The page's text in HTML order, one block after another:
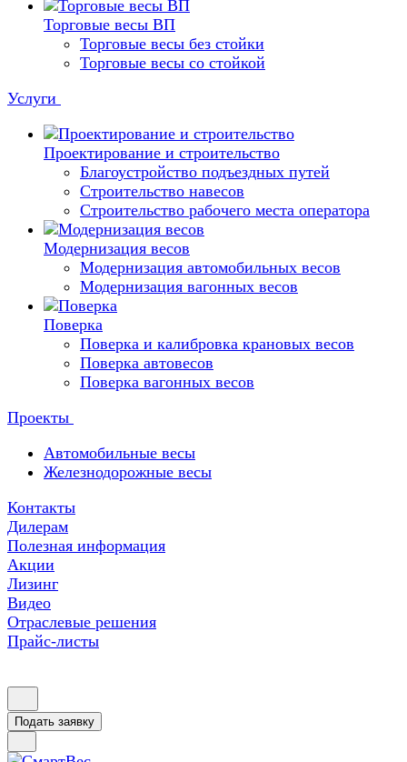
Торговые весы ВП
Торговые весы без стойки
Торговые весы со стойкой
Услуги
Проектирование и строительство
Благоустройство подъездных путей
Строительство навесов
Строительство рабочего места оператора
Модернизация весов
Модернизация автомобильных весов
Модернизация вагонных весов
Поверка
Поверка и калибровка крановых весов
Поверка автовесов
Поверка вагонных весов
Проекты
Автомобильные весы
Железнодорожные весы
Контакты
Дилерам
Полезная информация
Акции
Лизинг
Видео
Отраслевые решения
Прайс-листы
Подать заявку